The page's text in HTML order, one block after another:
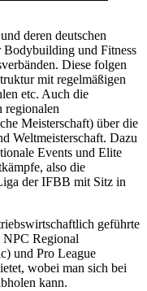
deren deutschen
und Fitness
Diese folgen
mit regelmäßigen
etc. Auch die
regionalen
Meisterschaft) über die
Weltmeisterschaft. Dazu
Events und Elite
also die
der IFBB mit Sitz in
geführte
Regional
und Pro League
wobei man sich bei
kann.